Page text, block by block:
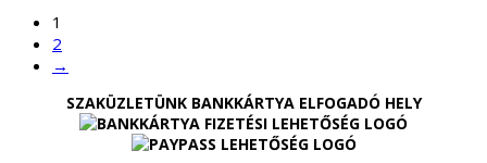
1
2
→
SZAKÜZLETÜNK BANKKÁRTYA ELFOGADÓ HELY